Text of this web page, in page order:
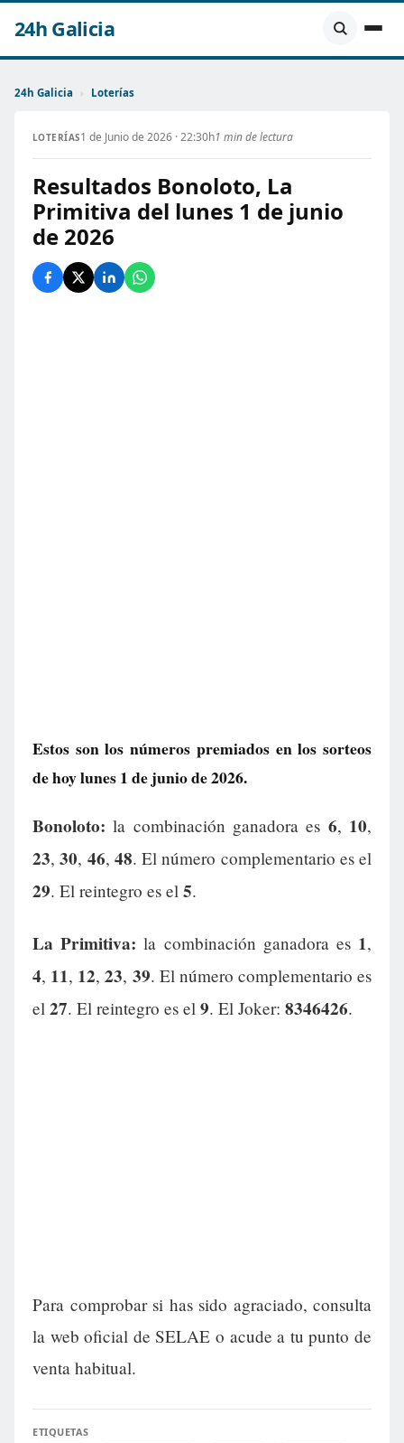
24h Galicia
24h Galicia › Loterías
LOTERÍAS1 de Junio de 2026 · 22:30h1 min de lectura
Resultados Bonoloto, La
Primitiva del lunes 1 de junio
de 2026
Estos son los números premiados en los sorteos
de hoy lunes 1 de junio de 2026.
Bonoloto: la combinación ganadora es 6, 10,
23,30, 46, 48. El número complementario es el
29. El reintegro es el 5.
La Primitiva: la combinación ganadora es 1,
4, 11, 12,23, 39. El número complementario es
el 27. El reintegro es el 9. El Joker: 8346426.
Para comprobar si has sido agraciado, consulta
la web oficial de SELAE o acude a tu punto de
venta habitual.
ETIQUETAS